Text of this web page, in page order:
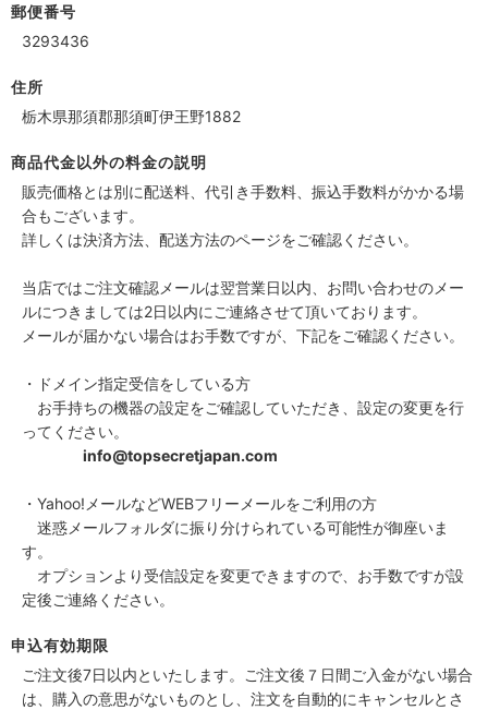
郵便番号
3293436
住所
栃木県那須郡那須町伊王野1882
商品代金以外の料金の説明
販売価格とは別に配送料、代引き手数料、振込手数料がかかる場
合もございます。
詳しくは決済方法、配送方法のページをご確認ください。
当店ではご注文確認メールは翌営業日以内、お問い合わせのメー
ルにつきましては2日以内にご連絡させて頂いております。
メールが届かない場合はお手数ですが、下記をご確認ください。
・ドメイン指定受信をしている方
お手持ちの機器の設定をご確認していただき、設定の変更を行
ってください。
info@topsecretjapan.com
・Yahoo!メールなどWEBフリーメールをご利用の方
迷惑メールフォルダに振り分けられている可能性が御座いま
す。
オプションより受信設定を変更できますので、お手数ですが設
定後ご連絡ください。
申込有効期限
ご注文後7日以内といたします。ご注文後７日間ご入金がない場合
は、購入の意思がないものとし、注文を自動的にキャンセルとさ